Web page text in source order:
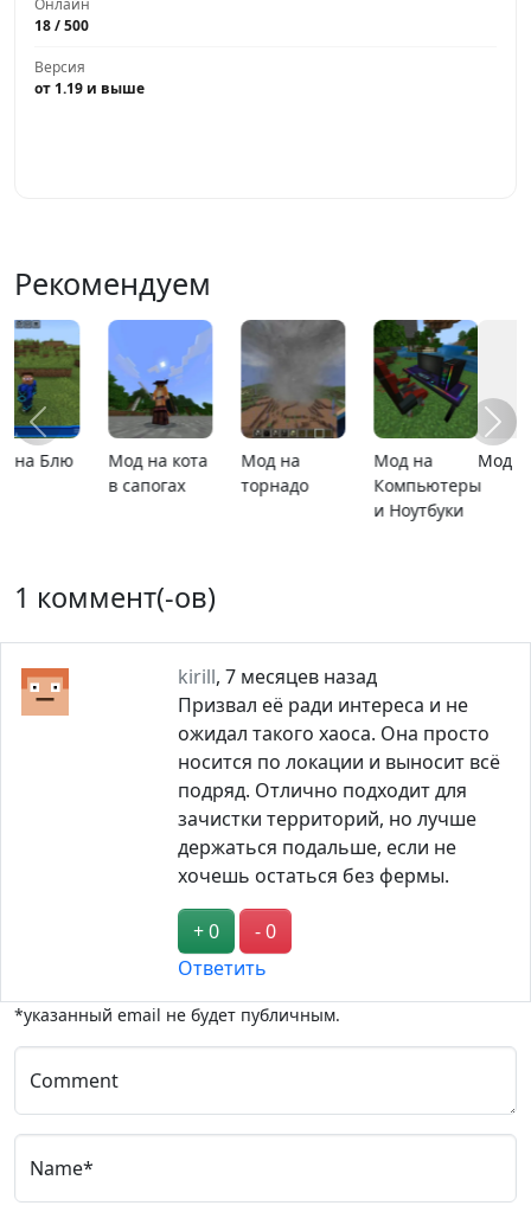
Онлайн
18 / 500
Версия
от 1.19 и выше
Рекомендуем
Мод Верити MCPE 26.13 MCPE 26.1 Карта ада
1 коммент(-ов)
kirill, 7 месяцев назад
Призвал её ради интереса и не
ожидал такого хаоса. Она просто
носится по локации и выносит всё
подряд. Отлично подходит для
зачистки территорий, но лучше
держаться подальше, если не
хочешь остаться без фермы.
+ 0
- 0
Ответить
*указанный email не будет публичным.
Comment
Name*